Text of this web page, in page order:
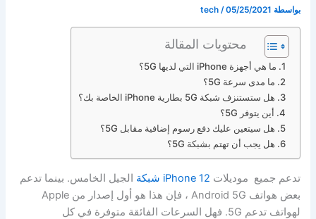
بواسطة tech /05/25/2021
محتويات المقالة
ما هي أجهزة iPhone التي لديها 5G؟
ما مدى سرعة 5G؟
هل ستستنزف شبكة 5G بطارية iPhone الخاصة بك؟
أين يتوفر 5G؟
هل سيتعين عليك دفع رسوم إضافية مقابل 5G؟
هل يجب أن تهتم بشبكة 5G؟
تدعم جميع موديلات iPhone 12 شبكة
الجيل الخامس. بينما تدعم
بعض هواتف Android 5G ، فإن هذا هو أول إصدار من Apple
لهواتف تدعم 5G. فهل السرعات الفائقة متوفرة في كل